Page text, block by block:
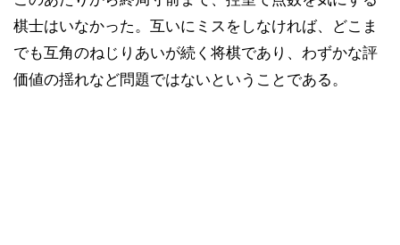
棋士はいなかった。互いにミスをしなければ、どこま
でも互角のねじりあいが続く将棋であり、わずかな評
価値の揺れなど問題ではないということである。